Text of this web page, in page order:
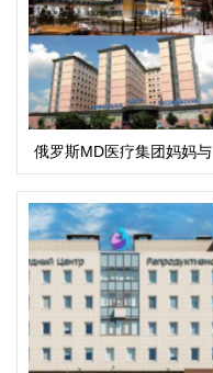
俄罗斯MD医疗集团妈妈与
孩子